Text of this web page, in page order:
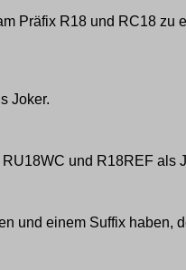
Präfix R18 und RC18 zu
Joker.
und R18REF als
und einem Suffix haben,